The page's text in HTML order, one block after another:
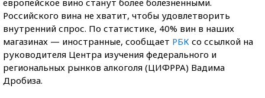
Российского вина не хватит, чтобы удовлетворить
внутренний спрос. По статистике, 40% вин в наших
магазинах — иностранные, сообщает РБК со ссылкой на
руководителя Центра изучения федерального и
региональных рынков алкоголя (ЦИФРРА) Вадима
Дробиза.